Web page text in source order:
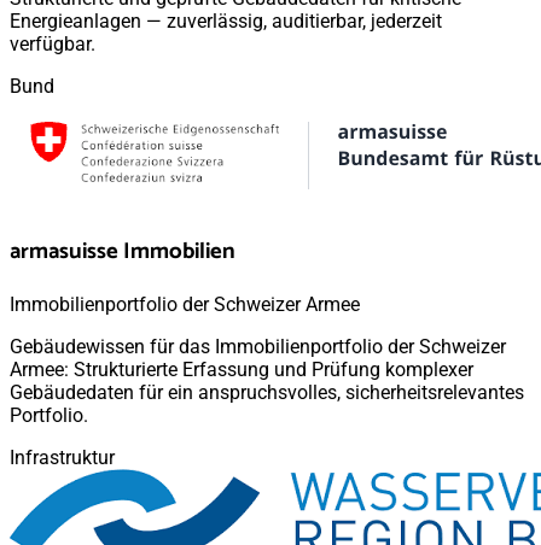
Energieanlagen — zuverlässig, auditierbar, jederzeit
verfügbar.
Bund
armasuisse Immobilien
Immobilienportfolio der Schweizer Armee
Gebäudewissen für das Immobilienportfolio der Schweizer
Armee: Strukturierte Erfassung und Prüfung komplexer
Gebäudedaten für ein anspruchsvolles, sicherheitsrelevantes
Portfolio.
Infrastruktur